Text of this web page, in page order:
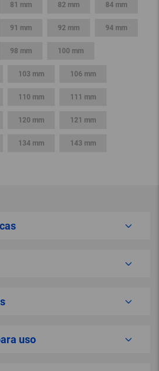
81 mm 82 mm 84 mm
91 mm 92 mm 94 mm
98 mm 100 mm
103 mm 106 mm
110 mm 111 mm
120 mm 121 mm
134 mm 143 mm
uso